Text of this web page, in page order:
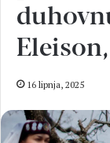
16 lipnja, 2025